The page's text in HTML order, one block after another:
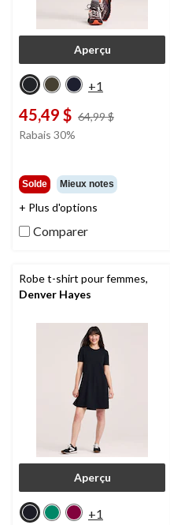
Aperçu
+1
45,49 $ 64,99 $
Rabais 30%
Solde Mieux notes
+ Plus d'options
Comparer
Robe t-shirt pour femmes,
Denver Hayes
Aperçu
+1